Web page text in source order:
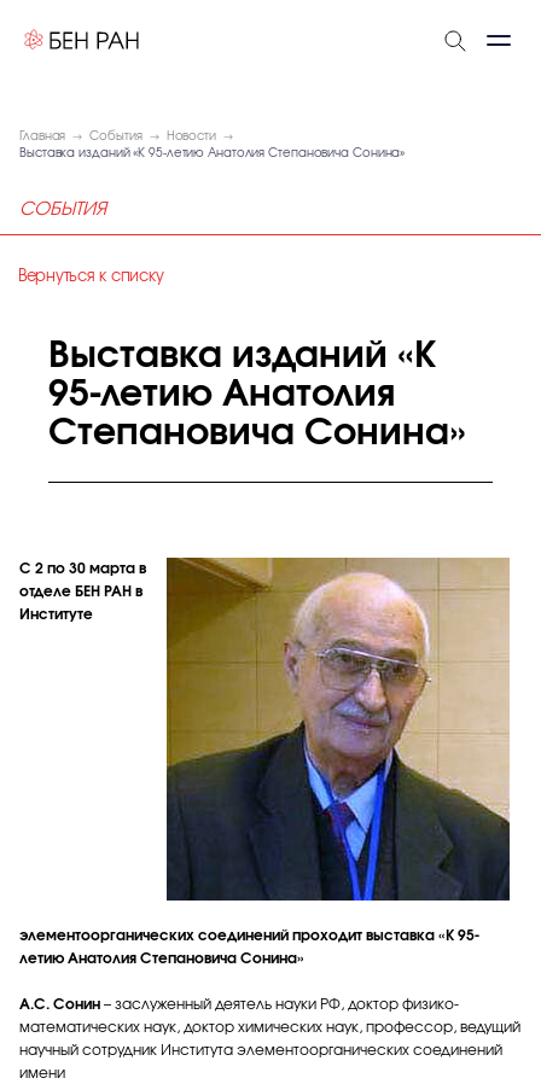
Главная События
Новости
Выставка изданий «К 95-летию Анатолия Степановича Сонина»
СОБЫТИЯ
Вернуться к списку
Выставка изданий «К
95-летию Анатолия
Степановича Сонина»
С 2 по 30 марта в
отделе БЕН РАН в
Институте
элементоорганических соединений проходит выставка «К 95-
летию Анатолия Степановича Сонина»
А.С. Сонин – заслуженный деятель науки РФ, доктор физико-
математических наук, доктор химических наук, профессор, ведущий
научный сотрудник Института элементоорганических соединений
имени